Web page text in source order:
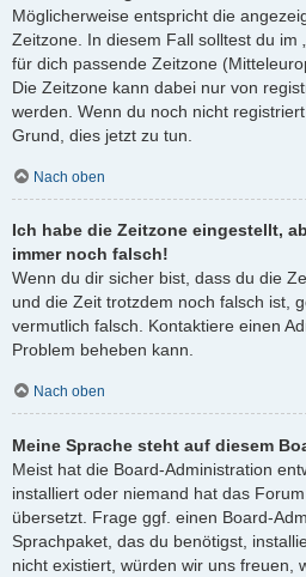
Möglicherweise entspricht die
Zeitzone. In diesem Fall solltest du im
für dich passende Zeitzone
Die Zeitzone kann dabei nur von
werden. Wenn du noch nicht
Grund, dies jetzt zu tun.
Nach oben
Ich habe die Zeitzone eingestellt,
immer noch falsch!
Wenn du dir sicher bist, dass du die
und die Zeit trotzdem noch falsch ist,
vermutlich falsch. Kontaktiere einen
Problem beheben kann.
Nach oben
Meine Sprache steht auf diesem
Meist hat die Board-Administration
installiert oder niemand hat das
übersetzt. Frage ggf. einen Board-
Sprachpaket, das du benötigst,
nicht existiert, würden wir uns freuen,